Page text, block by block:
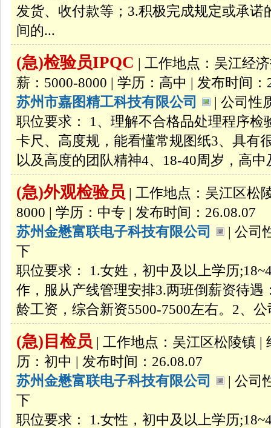
发货、收付款等；3.积极完成规定或承
间的...
(急)检验员IPQC | 工作地点：吴江经
薪：5000-8000 | 学历：高中 | 发布时间：
苏州市嘉图精工科技有限公司
| 公司性
职位要求： 1、理解不合格品处理程序
卡尺、高度规，能看懂常规图纸3、具有
以及高度的团队精神4、18-40周岁，高
(急)外观检验员 | 工作地点：吴江区松
8000 | 学历：中专 | 发布时间：26.08.07
苏州金懋富联电子科技有限公司
| 公司
下
职位要求： 1.女姓，初中及以上学历
作，服从产线管理安排3.两班倒薪资待
龄工资，综合新资5500-7500左右。2、
(急)目检员 | 工作地点：吴江区松陵镇 |
历：初中 | 发布时间：26.08.07
苏州金懋富联电子科技有限公司
| 公司
下
职位要求： 1.女性，初中及以上学历